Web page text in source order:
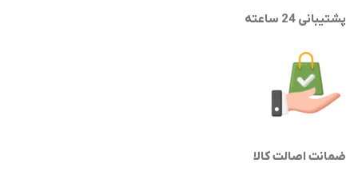
پشتیبانی 24 ساعته
ضمانت اصالت کالا